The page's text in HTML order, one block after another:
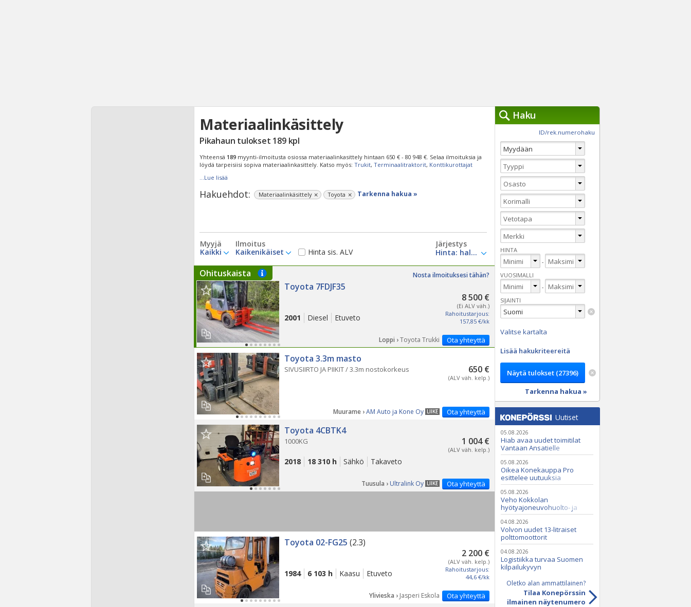
Materiaalinkäsittely
Pikahaun tulokset 189kpl
Yhteensä 189 myynti-ilmoitusta osiossa materiaalinkasittely hintaan 650 € - 80 948 €. Selaa ilmoituksia ja
löydä tarpeisiisi sopiva materiaalinkasittely. Katso myös: Trukit, Terminaalitraktorit, Konttikurottajat
...Lue lisää
Hakuehdot: Materiaalinkäsittely Toyota Tarkenna hakua »
Myyjä
Kaikki
Ilmoitus
Kaikenikäiset
Hinta sis. ALV
Järjestys
Ohituskaista Nosta ilmoituksesi tähän?
Toyota 7FDJF35
8 500 €
(Ei ALV väh.)
Rahoitustarjous:
157,85 €/kk
2001 Diesel Etuveto
Ota yhteyttä
Loppi ›Toyota Trukki
Toyota 3.3m masto
650 €
(ALV väh. kelp.)
SIVUSIIRTO JA PIIKIT / 3.3m nostokorkeus
Ota yhteyttä
LIIKE
Muurame ›AM Auto ja Kone Oy
Toyota 4CBTK4
1 004 €
(ALV väh. kelp.)
1000KG
2018 18 310 h Sähkö Takaveto
Ota yhteyttä
LIIKE
Tuusula › Ultralink Oy
Toyota 02-FG25 (2.3)
2 200 €
(ALV väh. kelp.)
Rahoitustarjous:
44,6 €/kk
1984 6 103 h Kaasu Etuveto
Ota yhteyttä
Ylivieska › Jasperi Eskola
Haku
ID/rek.numerohaku
HINTA
-
VUOSIMALLI
-
SIJAINTI
Valitse kartalta
Lisää hakukriteereitä
Tarkenna hakua »
Uutiset
05.08.2026
Hiab avaa uudet toimitilat
Vantaan Ansatielle
05.08.2026
Oikea Konekauppa Pro
esittelee uutuuksia
ammattikäyttöön
05.08.2026
Veho Kokkolan
hyötyajoneuvohuolto- ja
varaosatoiminnot Q2 Service
Oy:lle lokakuussa
04.08.2026
Volvon uudet 13-litraiset
polttomoottorit
04.08.2026
Logistiikka turvaa Suomen
kilpailukyvyn
Oletko alan ammattilainen?
Tilaa Konepörssin
ilmainen näytenumero